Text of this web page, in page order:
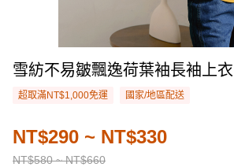
雪紡不易皺飄逸荷葉袖長袖上衣
超取滿NT$1,000免運 國家/地區配送
NT$580 ~ NT$660
NT$290 ~ NT$330